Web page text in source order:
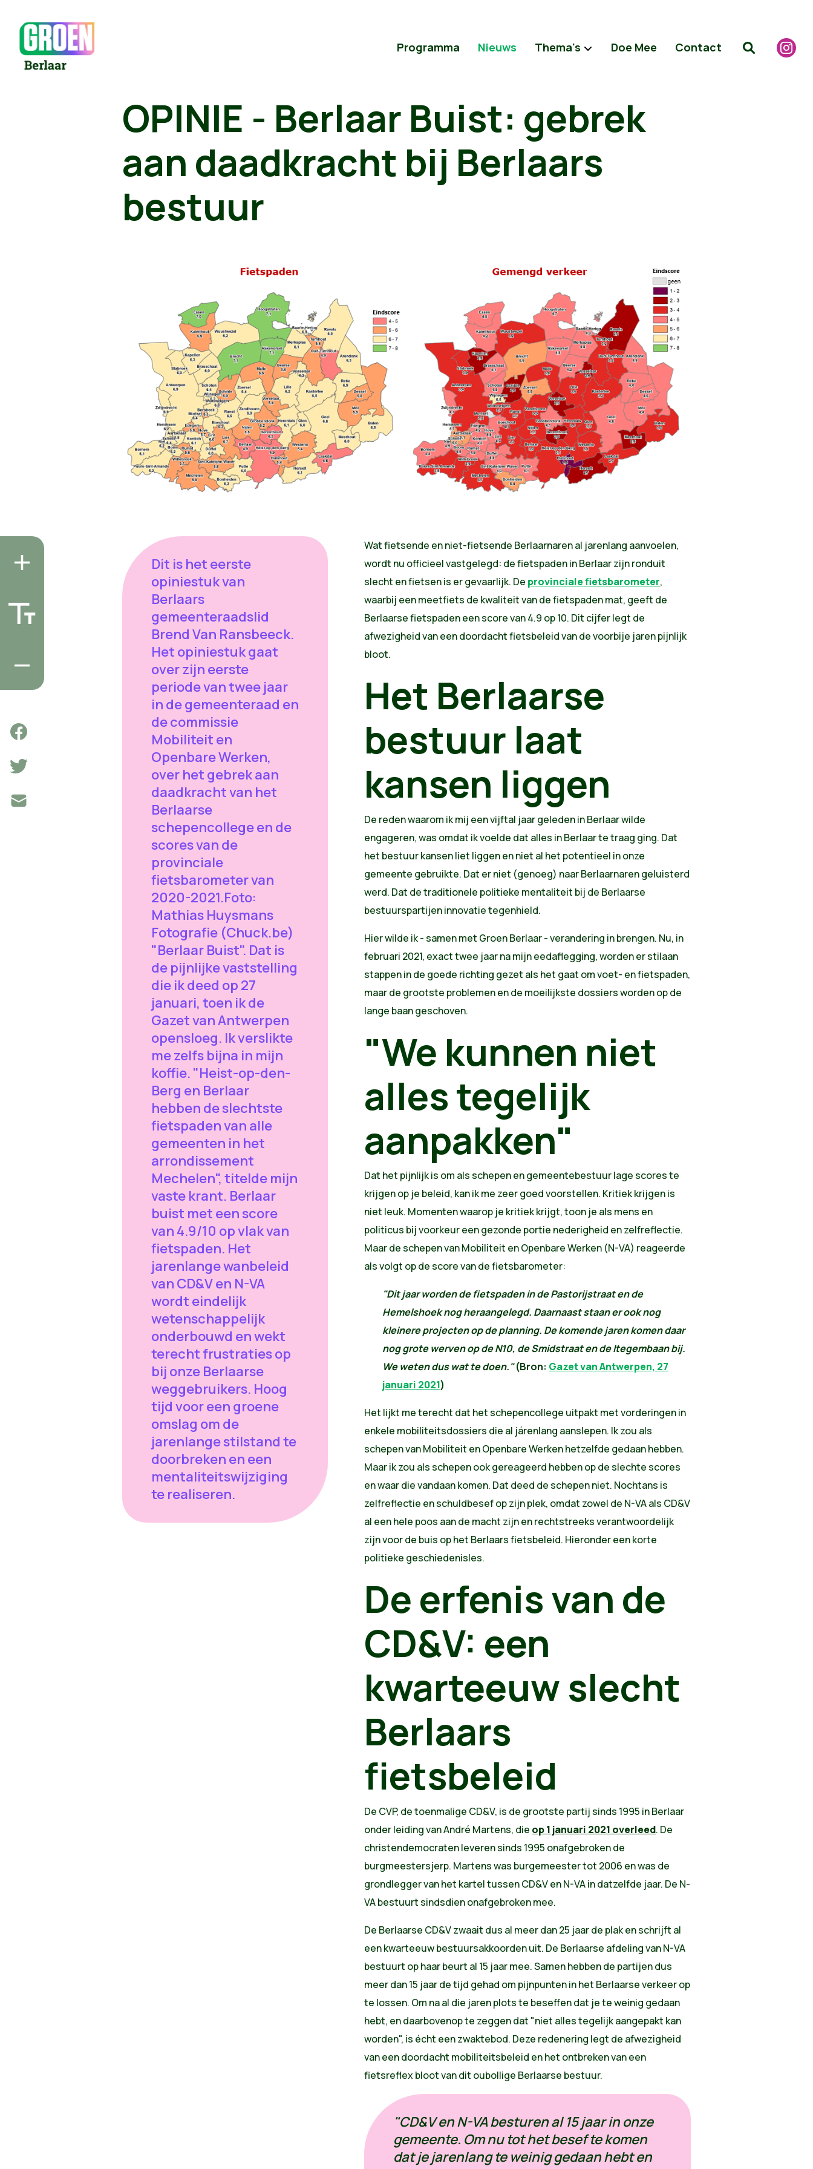
Programma Nieuws Thema's Doe Mee Contact
OPINIE - Berlaar Buist: gebrek
aan daadkracht bij Berlaars
bestuur
Dit is het eerste
opiniestuk van
Berlaars
gemeenteraadslid
Brend Van Ransbeeck.
Het opiniestuk gaat
over zijn eerste
periode van twee jaar
in de gemeenteraad en
de commissie
Mobiliteit en
Openbare Werken,
over het gebrek aan
daadkracht van het
Berlaarse
schepencollege en de
scores van de
provinciale
fietsbarometer van
2020-2021.Foto:
Mathias Huysmans
Fotografie (Chuck.be)
"Berlaar Buist". Dat is
de pijnlijke vaststelling
die ik deed op 27
januari, toen ik de
Gazet van Antwerpen
opensloeg. Ik verslikte
me zelfs bijna in mijn
koffie. "Heist-op-den-
Berg en Berlaar
hebben de slechtste
fietspaden van alle
gemeenten in het
arrondissement
Mechelen", titelde mijn
vaste krant. Berlaar
buist met een score
van 4.9/10 op vlak van
fietspaden. Het
jarenlange wanbeleid
van CD&V en N-VA
wordt eindelijk
wetenschappelijk
onderbouwd en wekt
terecht frustraties op
bij onze Berlaarse
weggebruikers. Hoog
tijd voor een groene
omslag om de
jarenlange stilstand te
doorbreken en een
mentaliteitswijziging
te realiseren.
Wat fietsende en niet-fietsende Berlaarnaren al jarenlang aanvoelen,
wordt nu officieel vastgelegd: de fietspaden in Berlaar zijn ronduit
slecht en fietsen is er gevaarlijk. De provinciale fietsbarometer,
waarbij een meetfiets de kwaliteit van de fietspaden mat, geeft de
Berlaarse fietspaden een score van 4.9 op 10. Dit cijfer legt de
afwezigheid van een doordacht fietsbeleid van de voorbije jaren pijnlijk
bloot.
Het Berlaarse
bestuur laat
kansen liggen
De reden waarom ik mij een vijftal jaar geleden in Berlaar wilde
engageren, was omdat ik voelde dat alles in Berlaar te traag ging. Dat
het bestuur kansen liet liggen en niet al het potentieel in onze
gemeente gebruikte. Dat er niet (genoeg) naar Berlaarnaren geluisterd
werd. Dat de traditionele politieke mentaliteit bij de Berlaarse
bestuurspartijen innovatie tegenhield.
Hier wilde ik - samen met Groen Berlaar - verandering in brengen. Nu, in
februari 2021, exact twee jaar na mijn eedaflegging, worden er stilaan
stappen in de goede richting gezet als het gaat om voet- en fietspaden,
maar de grootste problemen en de moeilijkste dossiers worden op de
lange baan geschoven.
"We kunnen niet
alles tegelijk
aanpakken"
Dat het pijnlijk is om als schepen en gemeentebestuur lage scores te
krijgen op je beleid, kan ik me zeer goed voorstellen. Kritiek krijgen is
niet leuk. Momenten waarop je kritiek krijgt, toon je als mens en
politicus bij voorkeur een gezonde portie nederigheid en zelfreflectie.
Maar de schepen van Mobiliteit en Openbare Werken (N-VA) reageerde
als volgt op de score van de fietsbarometer:
"Dit jaar worden de fietspaden in de Pastorijstraat en de
Hemelshoek nog heraangelegd. Daarnaast staan er ook nog
kleinere projecten op de planning. De komende jaren komen daar
nog grote werven op de N10, de Smidstraat en de Itegembaan bij.
We weten dus wat te doen."(Bron: Gazet van Antwerpen, 27
januari 2021)
Het lijkt me terecht dat het schepencollege uitpakt met vorderingen in
enkele mobiliteitsdossiers die al járenlang aanslepen. Ik zou als
schepen van Mobiliteit en Openbare Werken hetzelfde gedaan hebben.
Maar ik zou als schepen ook gereageerd hebben op de slechte scores
en waar die vandaan komen. Dat deed de schepen niet. Nochtans is
zelfreflectie en schuldbesef op zijn plek, omdat zowel de N-VA als CD&V
al een hele poos aan de macht zijn en rechtstreeks verantwoordelijk
zijn voor de buis op het Berlaarsfietsbeleid. Hieronder een korte
politieke geschiedenisles.
De erfenis van de
CD&V: een
kwarteeuw slecht
Berlaars
fietsbeleid
De CVP, de toenmalige CD&V, is de grootste partij sinds 1995 in Berlaar
onder leiding van André Martens, die op 1 januari 2021 overleed. De
christendemocraten leveren sinds 1995 onafgebroken de
burgmeestersjerp. Martens was burgemeester tot 2006 en was de
grondlegger van het kartel tussen CD&V en N-VA in datzelfde jaar. De N-
VA bestuurt sindsdien onafgebroken mee.
De Berlaarse CD&V zwaait dus al meer dan 25 jaar de plak en schrijft al
een kwarteeuw bestuursakkoorden uit. De Berlaarse afdeling van N-VA
bestuurt op haar beurt al 15 jaar mee. Samen hebben de partijen dus
meer dan 15 jaar de tijd gehad om pijnpunten in het Berlaarse verkeer op
te lossen. Om na al die jaren plots te beseffen dat je te weinig gedaan
hebt, en daarbovenop te zeggen dat "niet alles tegelijk aangepakt kan
worden", is écht een zwaktebod. Deze redenering legt de afwezigheid
van een doordacht mobiliteitsbeleid en het ontbreken van een
fietsreflex bloot van dit oubollige Berlaarse bestuur.
"CD&V en N-VA besturen al 15 jaar in onze
gemeente. Om nu tot het besef te komen
dat je jarenlang te weinig gedaan hebt en